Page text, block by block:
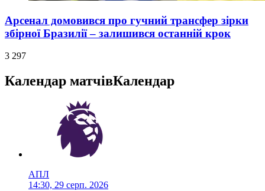
Арсенал домовився про гучний трансфер зірки
збірної Бразилії – залишився останній крок
3 297
Календар матчівКалендар
АПЛ
14:30, 29 серп. 2026